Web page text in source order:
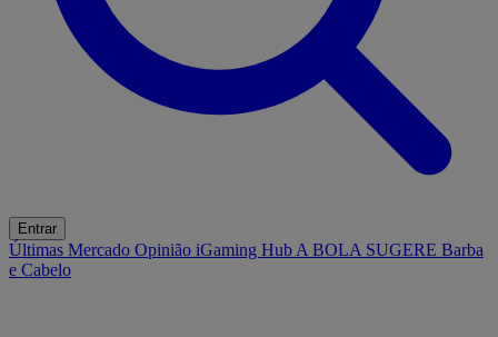
Entrar
Últimas Mercado Opinião iGaming Hub A BOLA SUGERE Barba
e Cabelo